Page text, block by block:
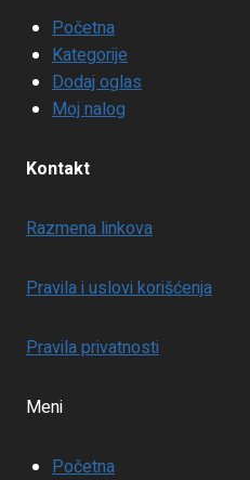
Početna
Kategorije
Dodaj oglas
Moj nalog
Kontakt
Razmena linkova
Pravila i uslovi korišćenja
Pravila privatnosti
Meni
Početna